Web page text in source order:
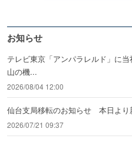
お知らせ
テレビ東京「アンパラレルド」に
山の機...
2026/08/04 12:00
仙台支局移転のお知らせ 本日より
2026/07/21 09:37